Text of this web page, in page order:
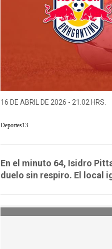
16 DE ABRIL DE 2026 - 21:02 HRS.
Deportes13
En el minuto 64, Isidro
duelo sin respiro. El local